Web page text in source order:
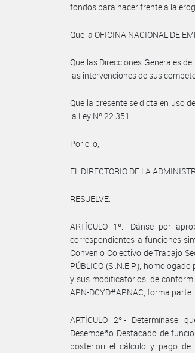
fondos para hacer frente a la
Que la OFICINA NACIONAL DE
Que las Direcciones Generales
las intervenciones de sus
Que la presente se dicta en uso
la Ley Nº 22.351.
Por ello,
EL DIRECTORIO DE LA
RESUELVE:
ARTÍCULO 1º.- Dánse por
correspondientes a funciones
Convenio Colectivo de Trabajo
PÚBLICO (Si.N.E.P.),
y sus modificatorios, de
APN-DCYD#APNAC, forma
ARTÍCULO 2º.- Determínase
Desempeño Destacado de
posteriori el cálculo y pago